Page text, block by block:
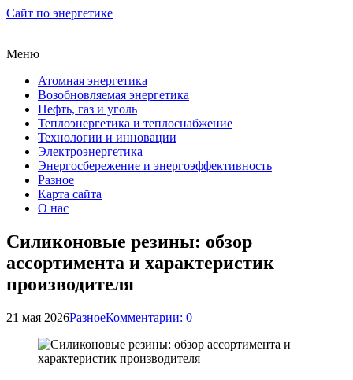
Сайт по энергетике
Меню
Атомная энергетика
Возобновляемая энергетика
Нефть, газ и уголь
Теплоэнергетика и теплоснабжение
Технологии и инновации
Электроэнергетика
Энергосбережение и энергоэффективность
Разное
Карта сайта
О нас
Силиконовые резины: обзор
ассортимента и характеристик
производителя
21 мая 2026РазноеКомментарии: 0